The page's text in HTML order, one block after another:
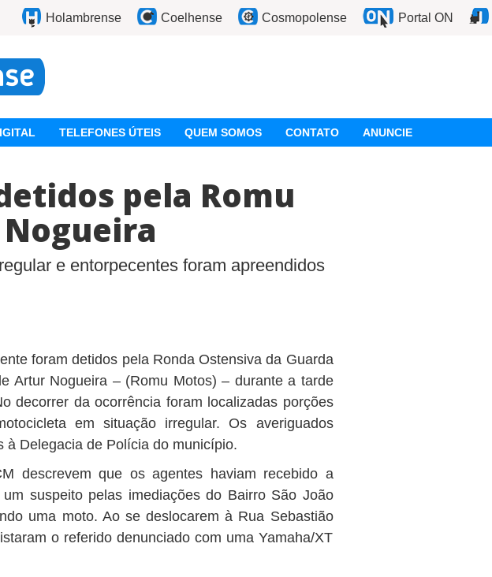
Holambrense Coelhense Cosmopolense Portal ON
TELEFONES ÚTEIS QUEM SOMOS CONTATO ANUNCIE
pela Romu
e entorpecentes foram apreendidos
foram detidos pela Ronda Ostensiva da Guarda
Artur Nogueira – (Romu Motos) – durante a tarde
decorrer da ocorrência foram localizadas porções
em situação irregular. Os averiguados
à Delegacia de Polícia do município.
descrevem que os agentes haviam recebido a
suspeito pelas imediações do Bairro São João
uma moto. Ao se deslocarem à Rua Sebastião
o referido denunciado com uma Yamaha/XT